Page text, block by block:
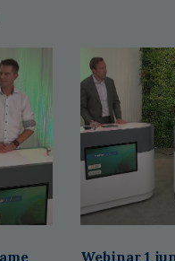
Webinar 1